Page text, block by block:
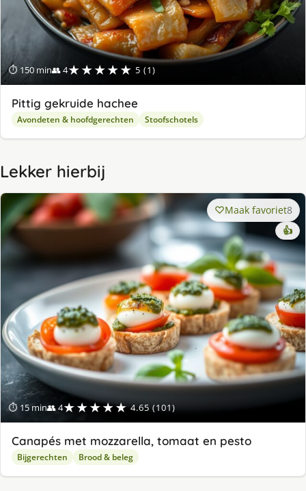
⏱ 150 min👥 4★★★★★ 5 (1)
Pittig gekruide hachee
Avondeten & hoofdgerechten Stoofschotels
Lekker hierbij
⏱ 15 min👥 4★★★★★ 4.65 (101)
Maak favoriet8
👍
Canapés met mozzarella, tomaat en pesto
Bijgerechten Brood & beleg